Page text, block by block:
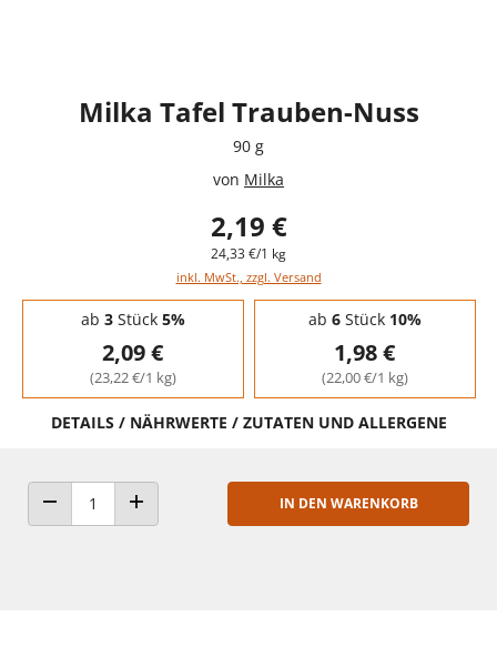
Milka Tafel Trauben-Nuss
90 g
von Milka
2,19 €
24,33 €/1 kg
inkl. MwSt., zzgl. Versand
Staffelpreise - Mengenrabatt
ab 3Stück 5%
2,09 €
(23,22 €/1 kg)
ab 6Stück 10%
1,98 €
(22,00 €/1 kg)
DETAILS / NÄHRWERTE / ZUTATEN UND ALLERGENE
ANZAHL VERRINGERNANZAHL ERHÖHEN
IN DEN WARENKORB